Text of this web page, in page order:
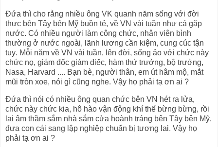
Đứa thì cho rằng nhiều ông VK quanh năm sống với đời
thực bên Tây bên Mỹ buồn tẻ, về VN vài tuần như cá gặp
nước. Có nhiều người làm công chức, nhân viên bình
thường ở nước ngoài, lãnh lương cần kiệm, cung cúc tận
tuỵ. Mỗi năm về VN vài tuần, lên đời, sống ảo với chức này
chức nọ, giám đốc giám điếc, hàm thứ trưởng, bộ trưởng,
Nasa, Harvard .... Bạn bè, người thân, em út hâm mộ, mắt
mũi tròn xoe, nói gì cũng nghe. Vậy họ phải tạ ơn ai ?
Đứa thì nói có nhiều ông quan chức bên VN hét ra lửa,
chức này chức kia, hô hào vận động khí thế bừng bừng, rồi
lại âm thầm sắm nhà sắm cửa hoành tráng bên Tây bên Mỹ,
đưa con cái sang lập nghiệp chuẩn bị tương lai. Vậy họ
phải tạ ơn ai ?